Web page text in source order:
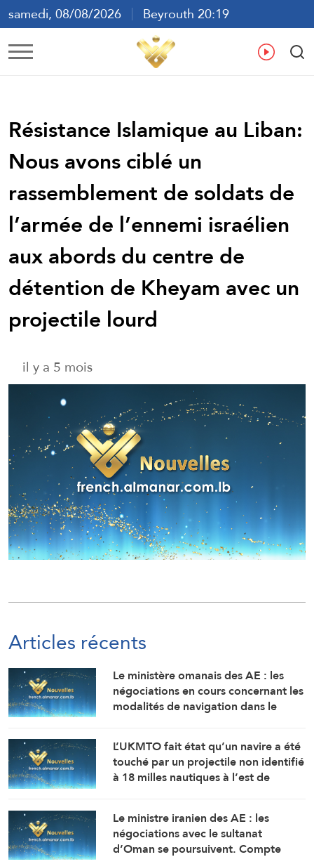
samedi, 08/08/2026
Beyrouth 20:19
ع
Résistance Islamique au Liban:
Nous avons ciblé un
rassemblement de soldats de
l’armée de l’ennemi israélien
aux abords du centre de
détention de Kheyam avec un
projectile lourd
il y a 5 mois
Articles récents
Le ministère omanais des AE : les
négociations en cours concernant les
modalités de navigation dans le
une atmosphère positive et
constructive.
L’UKMTO fait état qu’un navire a été
touché par un projectile non identifié
à 18 milles nautiques à l’est de
L’incendie y a été maîtrisé.
Le ministre iranien des AE : les
négociations avec le sultanat
d’Oman se poursuivent. Compte